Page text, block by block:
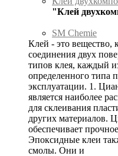
"Клей
SM Chemie
Клей - это вещество,
соединения двух
типов клея, каждый
определенного типа
эксплуатации. 1.
является наиболее
для склеивания
других материалов.
обеспечивает
Эпоксидные клеи
смолы. Они и